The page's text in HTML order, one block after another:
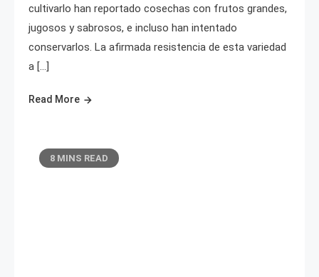
cultivarlo han reportado cosechas con frutos grandes,
jugosos y sabrosos, e incluso han intentado
conservarlos. La afirmada resistencia de esta variedad
a […]
Read More
8 MINS READ